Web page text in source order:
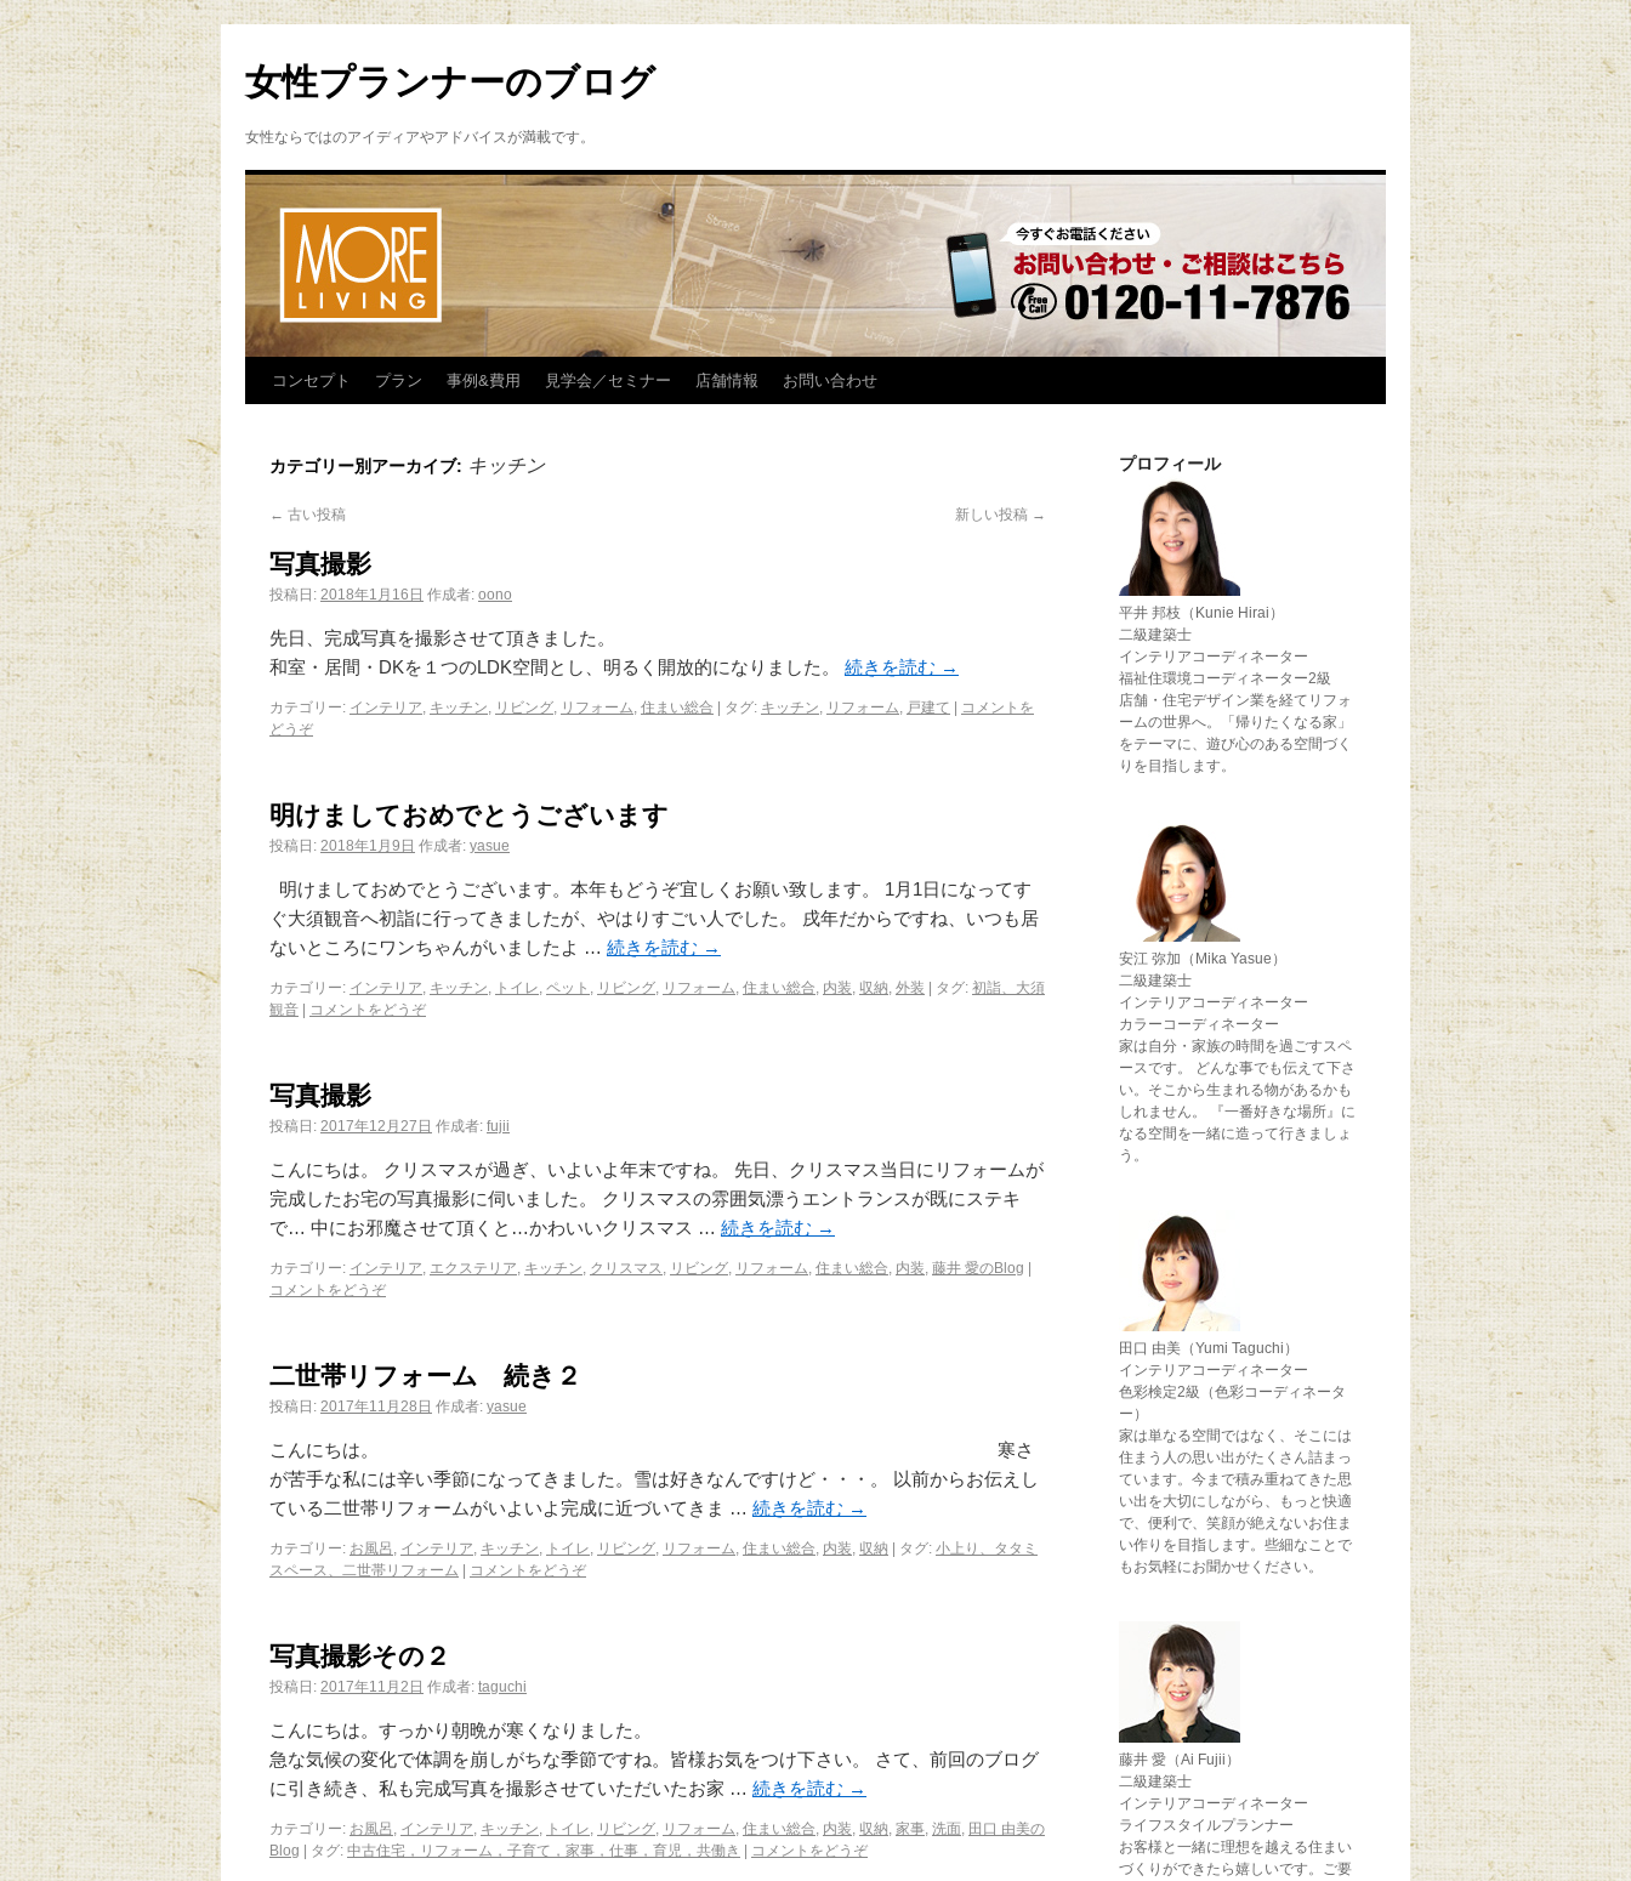
女性プランナーのブログ
女性ならではのアイディアやアドバイスが満載です。
コンセプト プラン 事例&費用 見学会／セミナー 店舗情報 お問い合わせ
カテゴリー別アーカイブ: キッチン
← 古い投稿 新しい投稿 →
写真撮影
投稿日: 2018年1月16日 作成者: oono
先日、完成写真を撮影させて頂きました。
和室・居間・DKを１つのLDK空間とし、明るく開放的になりました。 続きを読む →
カテゴリー: インテリア, キッチン, リビング, リフォーム, 住まい総合 タグ: キッチン, リフォーム, 戸建て
コメントを
どうぞ
明けましておめでとうございます
投稿日: 2018年1月9日 作成者: yasue
明けましておめでとうございます。本年もどうぞ宜しくお願い致します。 1月1日になってす
ぐ大須観音へ初詣に行ってきましたが、やはりすごい人でした。 戌年だからですね、いつも居
ないところにワンちゃんがいましたよ … 続きを読む →
カテゴリー: インテリア, キッチン, トイレ, ペット , リビング, リフォーム, 住まい総合, 内装, 収納, 外装 タグ: 初詣、大須
観音
コメントをどうぞ
写真撮影
投稿日: 2017年12月27日 作成者: fujii
こんにちは。 クリスマスが過ぎ、いよいよ年末ですね。 先日、クリスマス当日にリフォームが
完成したお宅の写真撮影に伺いました。 クリスマスの雰囲気漂うエントランスが既にステキ
で… 中にお邪魔させて頂くと…かわいいクリスマス … 続きを読む →
カテゴリー: インテリア, エクステリア, キッチン, クリスマス, リビング, リフォーム, 住まい総合, 内装, 藤井 愛のBlog
コメントをどうぞ
二世帯リフォーム 続き２
投稿日: 2017年11月28日 作成者: yasue
こんにちは。 寒さ
が苦手な私には辛い季節になってきました。雪は好きなんですけど・・・。 以前からお伝えし
ている二世帯リフォームがいよいよ完成に近づいてきま … 続きを読む →
カテゴリー: お風呂 , インテリア, キッチン, トイレ, リビング, リフォーム, 住まい総合, 内装, 収納 タグ: 小上り、タタミ
スペース、二世帯リフォーム
コメントをどうぞ
写真撮影その２
投稿日: 2017年11月2日 作成者: taguchi
こんにちは。すっかり朝晩が寒くなりました。
急な気候の変化で体調を崩しがちな季節ですね。皆様お気をつけ下さい。 さて、前回のブログ
に引き続き、私も完成写真を撮影させていただいたお家 … 続きを読む →
カテゴリー: お風呂 , インテリア, キッチン, トイレ, リビング, リフォーム, 住まい総合, 内装, 収納, 家事, 洗面, 田口 由美の
Blog
タグ: 中古住宅，リフォーム，子育て，家事，仕事，育児，共働き コメントをどうぞ
プロフィール
平井 邦枝（Kunie Hirai）
二級建築士
インテリアコーディネーター
福祉住環境コーディネーター2級
店舗・住宅デザイン業を経てリフォ
ームの世界へ。「帰りたくなる家」
をテーマに、遊び心のある空間づく
りを目指します。
安江 弥加（Mika Yasue）
二級建築士
インテリアコーディネーター
カラーコーディネーター
家は自分・家族の時間を過ごすスペ
ースです。 どんな事でも伝えて下さ
い。そこから生まれる物があるかも
しれません。 『一番好きな場所』に
なる空間を一緒に造って行きましょ
う。
田口 由美（Yumi Taguchi）
インテリアコーディネーター
色彩検定2級（色彩コーディネータ
ー）
家は単なる空間ではなく、そこには
住まう人の思い出がたくさん詰まっ
ています。今まで積み重ねてきた思
い出を大切にしながら、もっと快適
で、便利で、笑顔が絶えないお住ま
い作りを目指します。些細なことで
もお気軽にお聞かせください。
藤井 愛（Ai Fujii）
二級建築士
インテリアコーディネーター
ライフスタイルプランナー
お客様と一緒に理想を越える住まい
づくりができたら嬉しいです。ご要